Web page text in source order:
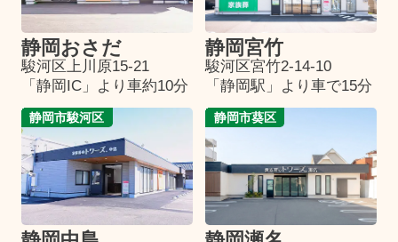
静岡おさだ
駿河区上川原15-21
「静岡IC」より車約10分
静岡宮竹
駿河区宮竹2-14-10
「静岡駅」より車で15分
静岡市駿河区 静岡市葵区